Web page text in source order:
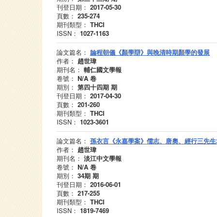
刊登日期： 2017-05-30
頁數： 235-274
期刊類型： THCI
ISSN： 1027-1163
論文篇名： 論程朝儀《顏學辯》與晚清時期顏學的發展
作者： 趙世瑋
期刊名： 輔仁國文學報
卷號： N/A 卷
期別： 第四十四期 期
刊登日期： 2017-04-30
頁數： 201-260
期刊類型： THCI
ISSN： 1023-3601
論文篇名： 孫衣言《永嘉學案》儒志、唐奧、經行三先
作者： 趙世瑋
期刊名： 淡江中文學報
卷號： N/A 卷
期別： 34期 期
刊登日期： 2016-06-01
頁數： 217-255
期刊類型： THCI
ISSN： 1819-7469